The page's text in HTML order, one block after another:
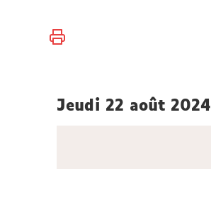
ici :
jeudi 22 août 2024